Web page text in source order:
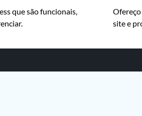
que são funcionais,
site e